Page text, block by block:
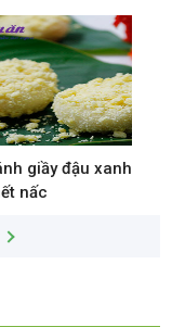
giầy đậu xanh
nấc